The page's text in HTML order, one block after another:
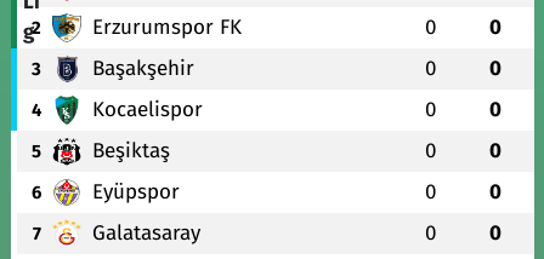
2 Erzurumspor FK 0 0
3 Başakşehir 0 0
4 Kocaelispor 0 0
5 Beşiktaş 0 0
6 Eyüpspor 0 0
7 Galatasaray 0 0